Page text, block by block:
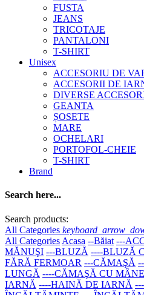
FUSTA
JEANS
TRICOTAJE
PANTALONI
T-SHIRT
Unisex
ACCESORIU DE
ACCESORII DE
DIVERSE
GEANTA
ȘOSETE
MARE
OCHELARI
PORTOFOL-CHEIE
T-SHIRT
Brand
Search here...
Search products:
All Categories
All Categories Acasa --Băiat ---
MĂNUŞI ---BLUZĂ ----BLUZĂ
FĂRĂ FERMOAR ---CĂMAŞĂ
LUNGĂ ----CĂMAŞĂ CU
IARNĂ ----HAINĂ DE IARNĂ